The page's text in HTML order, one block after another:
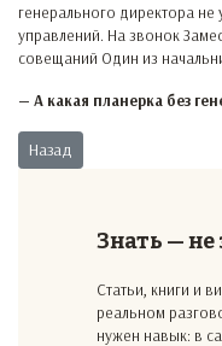
генерального директора
управлений. На звонок
совещаний Один из
— А какая планерка без
Предыдущий: Новый
Назад
Знать — не
Статьи, книги и
реальном
нужен навык: в